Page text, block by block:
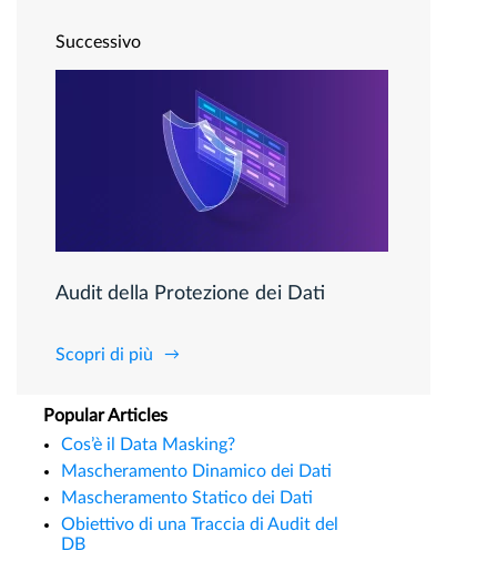
Successivo
Audit della Protezione dei Dati
Scopri di più
Popular Articles
Cos’è il Data Masking?
Mascheramento Dinamico dei Dati
Mascheramento Statico dei Dati
Obiettivo di una Traccia di Audit del
DB